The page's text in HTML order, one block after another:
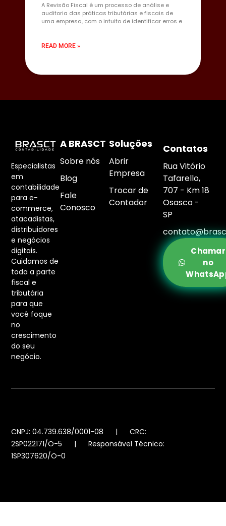
A Revisão Fiscal é um processo de análise e
auditoria das práticas tributárias e fiscais de
uma empresa, com o intuito de identificar erros e
READ MORE »
Especialistas
em
contabilidade
para e-
commerce,
atacadistas,
distribuidores
e negócios
digitais.
Cuidamos de
toda a parte
fiscal e
tributária
para que
você foque
no
crescimento
do seu
negócio.
A BRASCT
Sobre nós
Blog
Fale
Conosco
Soluções
Abrir
Empresa
Trocar de
Contador
Contatos
Rua Vitório
Tafarello,
707 - Km 18
Osasco -
SP
Chamar
no
CNPJ: 04.739.638/0001-08 | CRC:
2SP022171/O-5 | Responsável Técnico:
1SP307620/O-0